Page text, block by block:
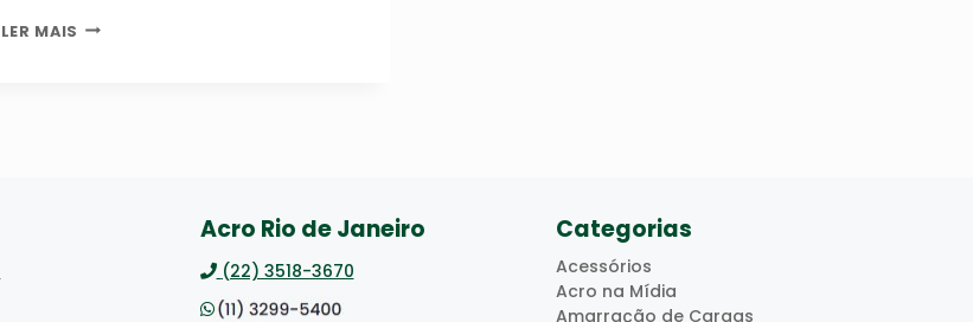
LER MAIS APLICAÇÃO
TELECOMUNICAÇÕESAcro Rio de Janeiro
(22) 3518-3670
Categorias
Acessórios
Acro na Mídia
Amarração de Cargas